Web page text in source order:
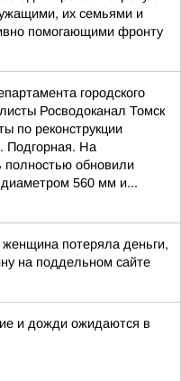
их семьями и
помогающими фронту
городского
Росводоканал Томск
по реконструкции
Подгорная. На
полностью обновили
диаметром 560 мм и...
потеряла деньги,
на поддельном сайте
и дожди ожидаются в